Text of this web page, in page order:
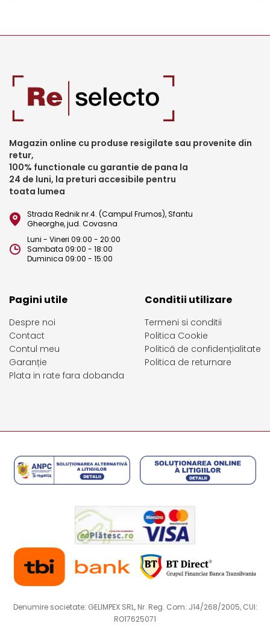
Magazin online cu produse resigilate sau provenite din
retur,
100% functionale cu garantie de pana la
24 de luni, la preturi accesibile pentru
toata lumea
Strada Rednik nr.4. (Campul Frumos), Sfantu
Gheorghe, jud. Covasna
Luni - Vineri 09:00 - 20:00
Sambata 09:00 - 18:00
Duminica 09:00 - 15:00
Pagini utile
Despre noi
Contact
Contul meu
Garanție
Plata in rate fara dobanda
Conditii utilizare
Termeni si conditii
Politica Cookie
Politică de confidențialitate
Politica de returnare
Denumire societate: GELIMPEX SRL, Nr. Reg. Com: J14/268/2005, CUI:
RO17625071